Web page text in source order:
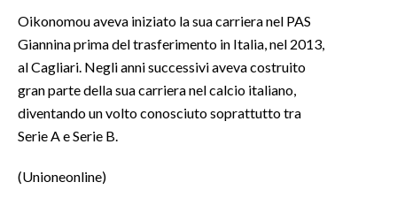
INSULARITÀ
INFO AZIENDE
ABBONATI
ANNUNCI
NECROLOGI
PUBBLICITÀ
Oikonomou aveva iniziato la sua carriera nel PAS
Giannina prima del trasferimento in Italia, nel 2013,
al Cagliari. Negli anni successivi aveva costruito
gran parte della sua carriera nel calcio italiano,
diventando un volto conosciuto soprattutto tra
Serie A e Serie B.
(Unioneonline)